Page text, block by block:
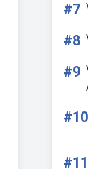
#7
#8
#9
#10
#11